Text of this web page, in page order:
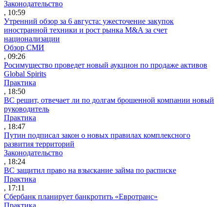
Законодательство
, 10:59
Утренний обзор за 6 августа: ужесточение закупок
иностранной техники и рост рынка M&A за счет
национализации
Обзор СМИ
, 09:26
Росимущество проведет новый аукцион по продаже активов
Global Spirits
Практика
, 18:50
ВС решит, отвечает ли по долгам брошенной компании новый
руководитель
Практика
, 18:47
Путин подписал закон о новых правилах комплексного
развития территорий
Законодательство
, 18:24
ВС защитил право на взыскание займа по расписке
Практика
, 17:11
Сбербанк планирует банкротить «Евротранс»
Практика